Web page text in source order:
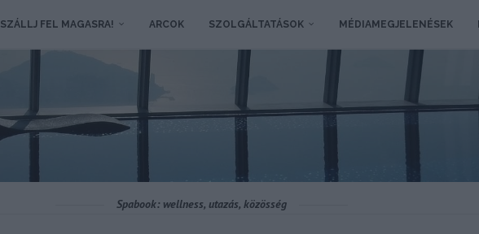
SZÁLLJ FEL MAGASRA! ARCOK SZOLGÁLTATÁSOK MÉDIAMEGJELENÉSEK
Spabook: wellness, utazás, közösség